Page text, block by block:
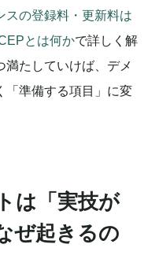
スの登録料・更新料は
とは何かで詳しく解
たしていけば、デメ
「準備する項目」に変
は「実技が
ぜ起きるの